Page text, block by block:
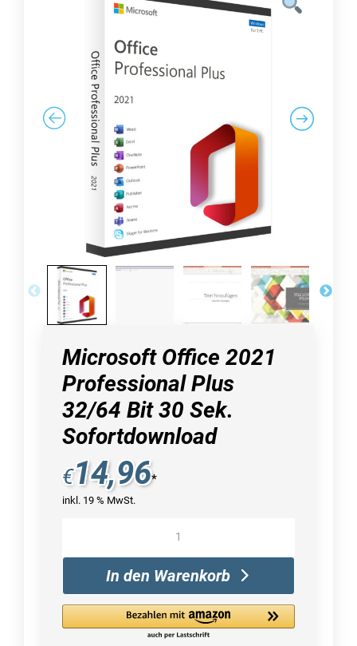
Microsoft Office 2021
Professional Plus
32/64 Bit 30 Sek.
Sofortdownload
€14,96*
inkl. 19 % MwSt.
Professional
Plus
32/64
In den Warenkorb